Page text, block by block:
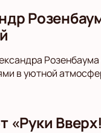
в уютной
«Руки